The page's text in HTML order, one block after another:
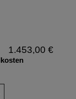
1.453,00 €